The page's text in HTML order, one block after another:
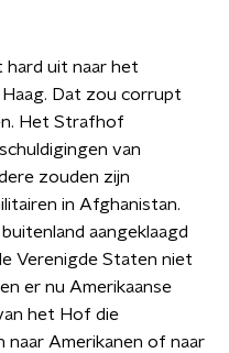
hard uit naar het
Dat zou corrupt
Het Strafhof
van
zouden zijn
in Afghanistan.
aangeklaagd
Verenigde Staten niet
er nu Amerikaanse
het Hof die
Amerikanen of naar